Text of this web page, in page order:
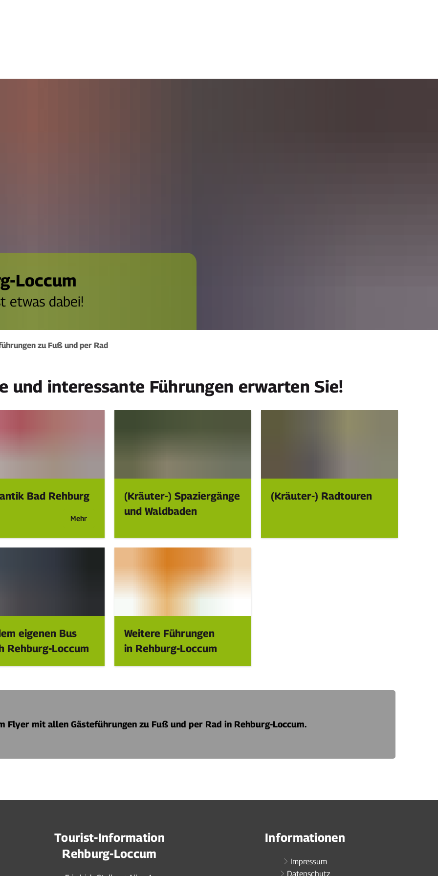
Loccum
etwas dabei!
zu Fuß und per Rad
und interessante Führungen erwarten Sie!
Bad Rehburg
Mehr
(Kräuter-) Spaziergänge
und Waldbaden
(Kräuter-) Radtouren
eigenen Bus
Rehburg-Loccum
Weitere Führungen
in Rehburg-Loccum
Flyer mit allen Gästeführungen zu Fuß und per Rad in Rehburg-Loccum.
Tourist-Information
Rehburg-Loccum
Informationen
Impressum
Datenschutz